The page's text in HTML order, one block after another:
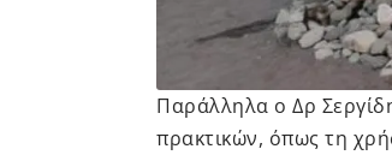
Παράλληλα ο Δρ
πρακτικών, όπως τη